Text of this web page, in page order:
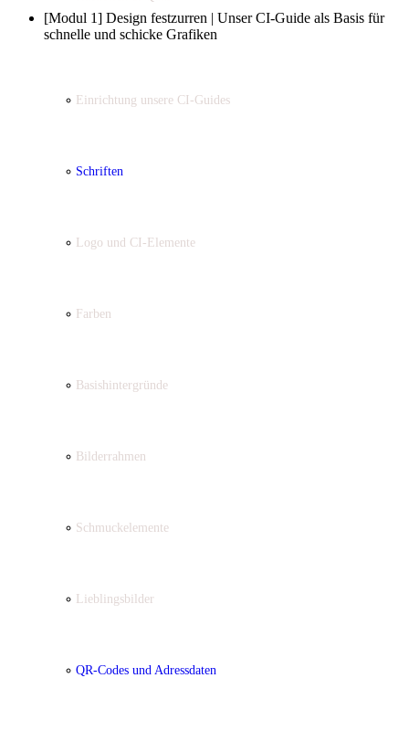
[Modul 1] Design festzurren | Unser CI-Guide als Basis für
schnelle und schicke Grafiken
Einrichtung unsere CI-Guides
Schriften
Logo und CI-Elemente
Farben
Basishintergründe
Bilderrahmen
Schmuckelemente
Lieblingsbilder
QR-Codes und Adressdaten